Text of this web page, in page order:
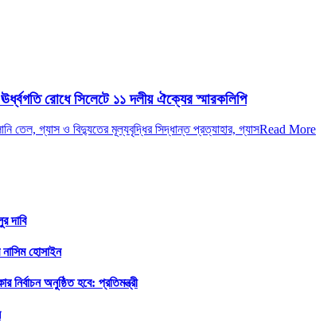
রোধে সিলেটে ১১ দলীয় ঐক্যের স্মারকলিপি
তেল, গ্যাস ও বিদ্যুতের মূল্যবৃদ্ধির সিদ্ধান্ত প্রত্যাহার, গ্যাসRead More
দাবি
নাসিম হোসাইন
অনুষ্ঠিত হবে: প্রতিমন্ত্রী